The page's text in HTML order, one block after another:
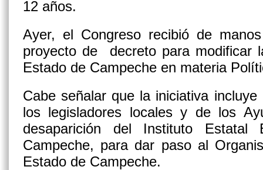
12 años.
Ayer, el Congreso recibió de
proyecto de decreto para modificar
Estado de Campeche en materia
Cabe señalar que la iniciativa
los legisladores locales y de los
desaparición del Instituto Estatal
Campeche, para dar paso al
Estado de Campeche.